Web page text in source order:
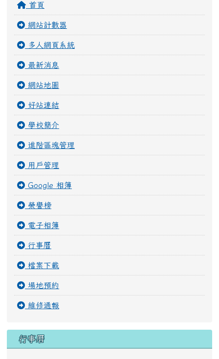
首頁
網站計數器
多人網頁系統
最新消息
網站地圖
好站連結
學校簡介
進階區塊管理
用戶管理
Google 相簿
榮譽榜
電子相簿
行事曆
檔案下載
場地預約
維修通報
行事曆